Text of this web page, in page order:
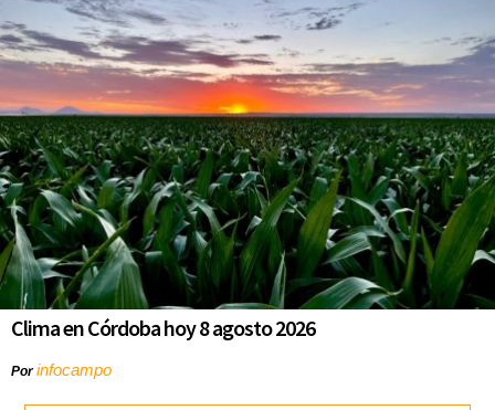
Clima en Córdoba hoy 8 agosto 2026
Porinfocampo